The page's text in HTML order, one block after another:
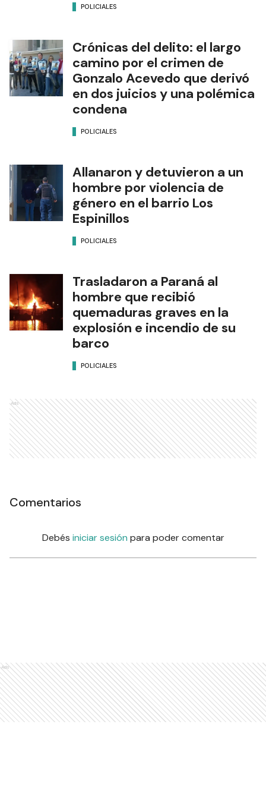
POLICIALES
Crónicas del delito: el largo
camino por el crimen de
Gonzalo Acevedo que derivó
en dos juicios y una polémica
condena
POLICIALES
Allanaron y detuvieron a un
hombre por violencia de
género en el barrio Los
Espinillos
POLICIALES
Trasladaron a Paraná al
hombre que recibió
quemaduras graves en la
explosión e incendio de su
barco
POLICIALES
Ads
Comentarios
Debés iniciar sesión para poder comentar
Ads